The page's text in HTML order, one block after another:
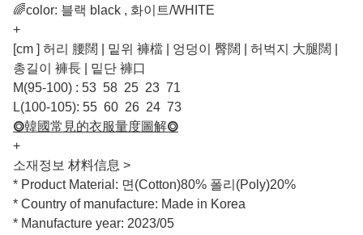
🌈color: 블랙 black , 화이트/WHITE
+
[cm ] 허리 腰闊 | 밑위 褲檔 | 엉덩이 臀闊 | 허벅지 大腿闊 |
총길이 褲長 | 밑단 褲口
M(95-100) : 53 58 25 23 71
L(100-105): 55 60 26 24 73
⭗韓國常見的衣服量度圖解⭗
+
소재정보 材料信息 >
* Product Material: 면(Cotton)80% 폴리(Poly)20%
* Country of manufacture: Made in Korea
* Manufacture year: 2023/05